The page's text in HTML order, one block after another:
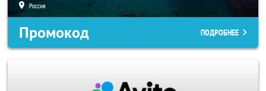
Россия
Промокод ПОДРОБНЕЕ